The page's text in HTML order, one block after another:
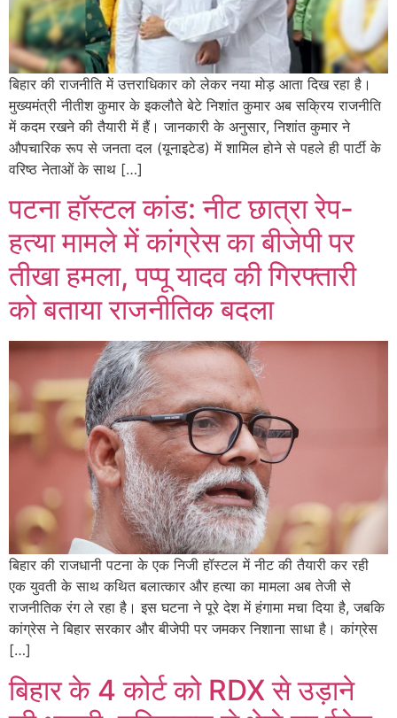
बिहार की राजनीति में उत्तराधिकार को लेकर नया मोड़ आता दिख रहा है।
मुख्यमंत्री नीतीश कुमार के इकलौते बेटे निशांत कुमार अब सक्रिय राजनीति
में कदम रखने की तैयारी में हैं। जानकारी के अनुसार, निशांत कुमार ने
औपचारिक रूप से जनता दल (यूनाइटेड) में शामिल होने से पहले ही पार्टी के
वरिष्ठ नेताओं के साथ […]
पटना हॉस्टल कांड: नीट छात्रा रेप-
हत्या मामले में कांग्रेस का बीजेपी पर
तीखा हमला, पप्पू यादव की गिरफ्तारी
को बताया राजनीतिक बदला
बिहार की राजधानी पटना के एक निजी हॉस्टल में नीट की तैयारी कर रही
एक युवती के साथ कथित बलात्कार और हत्या का मामला अब तेजी से
राजनीतिक रंग ले रहा है। इस घटना ने पूरे देश में हंगामा मचा दिया है, जबकि
कांग्रेस ने बिहार सरकार और बीजेपी पर जमकर निशाना साधा है। कांग्रेस
[…]
बिहार के 4 कोर्ट को RDX से उड़ाने